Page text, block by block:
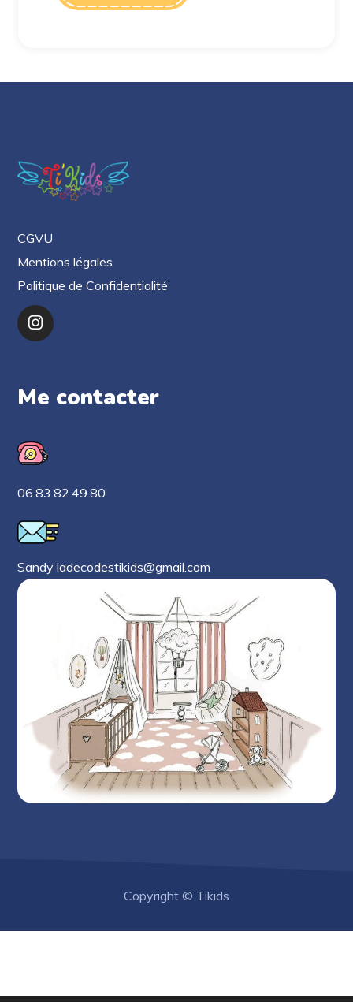
CGVU
Mentions légales
Politique de Confidentialité
Me contacter
06.83.82.49.80
Sandy ladecodestikids@gmail.com
Copyright © Tikids